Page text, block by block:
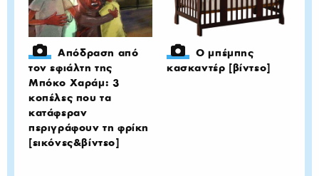
Απόδραση από
τον εφιάλτη της
Μπόκο Χαράμ: 3
κοπέλες που τα
κατάφεραν
περιγράφουν τη φρίκη
[εικόνες&βίντεο]
Ο μπέμπης
κασκαντέρ [βίντεο]